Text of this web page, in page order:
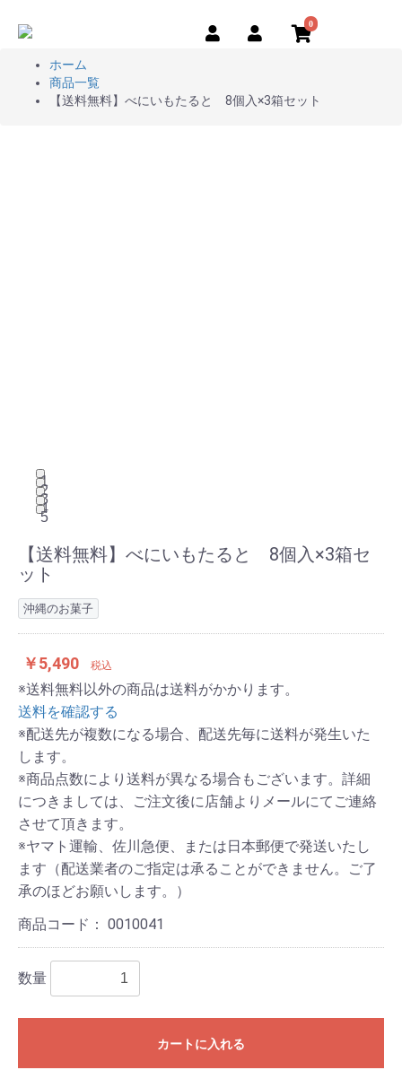
0
ホーム
商品一覧
【送料無料】べにいもたると 8個入×3箱セット
1
2
3
4
5
【送料無料】べにいもたると 8個入×3箱セ
ット
沖縄のお菓子
￥5,490 税込
※送料無料以外の商品は送料がかかります。
送料を確認する
※配送先が複数になる場合、配送先毎に送料が発生いた
します。
※商品点数により送料が異なる場合もございます。詳細
につきましては、ご注文後に店舗よりメールにてご連絡
させて頂きます。
※ヤマト運輸、佐川急便、または日本郵便で発送いたし
ます（配送業者のご指定は承ることができません。ご了
承のほどお願いします。）
商品コード： 0010041
数量
カートに入れる